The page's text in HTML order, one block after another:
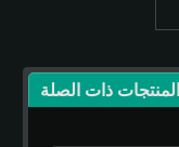
المنتجات ذات الصلة